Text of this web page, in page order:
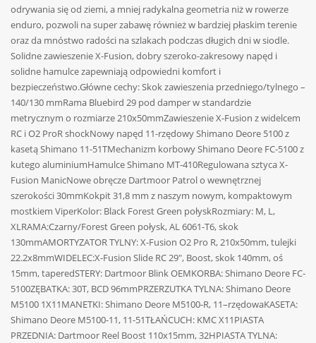
odrywania się od ziemi, a mniej radykalna geometria niż w rowerze
enduro, pozwoli na super zabawę również w bardziej płaskim terenie
oraz da mnóstwo radości na szlakach podczas długich dni w siodle.
Solidne zawieszenie X-Fusion, dobry szeroko-zakresowy napęd i
solidne hamulce zapewniają odpowiedni komfort i
bezpieczeństwo.Główne cechy: Skok zawieszenia przedniego/tylnego –
140/130 mmRama Bluebird 29 pod damper w standardzie
metrycznym o rozmiarze 210x50mmZawieszenie X-Fusion z widelcem
RC i O2 ProR shockNowy napęd 11-rzędowy Shimano Deore 5100 z
kasetą Shimano 11-51TMechanizm korbowy Shimano Deore FC-5100 z
kutego aluminiumHamulce Shimano MT-410Regulowana sztyca X-
Fusion ManicNowe obręcze Dartmoor Patrol o wewnętrznej
szerokości 30mmKokpit 31,8 mm z naszym nowym, kompaktowym
mostkiem ViperKolor: Black Forest Green połyskRozmiary: M, L,
XLRAMA:Czarny/Forest Green połysk, AL 6061-T6, skok
130mmAMORTYZATOR TYLNY: X-Fusion O2 Pro R, 210x50mm, tulejki
22.2x8mmWIDELEC:X-Fusion Slide RC 29″, Boost, skok 140mm, oś
15mm, taperedSTERY: Dartmoor Blink OEMKORBA: Shimano Deore FC-
5100ZĘBATKA: 30T, BCD 96mmPRZERZUTKA TYLNA: Shimano Deore
M5100 1X11MANETKI: Shimano Deore M5100-R, 11–rzędowaKASETA:
Shimano Deore M5100-11, 11-51TŁAŃCUCH: KMC X11PIASTA
PRZEDNIA: Dartmoor Reel Boost 110x15mm, 32HPIASTA TYLNA: